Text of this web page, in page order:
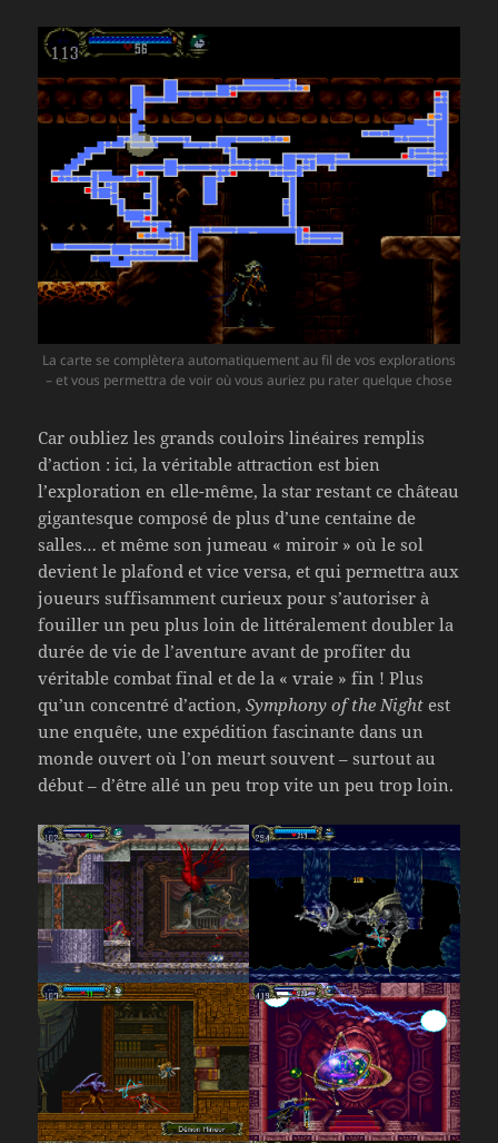
La carte se complètera automatiquement au fil de vos explorations
– et vous permettra de voir où vous auriez pu rater quelque chose
Car oubliez les grands couloirs linéaires remplis
d’action : ici, la véritable attraction est bien
l’exploration en elle-même, la star restant ce château
gigantesque composé de plus d’une centaine de
salles… et même son jumeau « miroir » où le sol
devient le plafond et vice versa, et qui permettra aux
joueurs suffisamment curieux pour s’autoriser à
fouiller un peu plus loin de littéralement doubler la
durée de vie de l’aventure avant de profiter du
véritable combat final et de la « vraie » fin ! Plus
qu’un concentré d’action,Symphony of the Night est
une enquête, une expédition fascinante dans un
monde ouvert où l’on meurt souvent – surtout au
début – d’être allé un peu trop vite un peu trop loin.